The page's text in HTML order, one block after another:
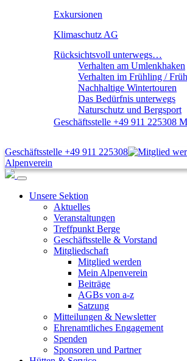
Exkursionen
Klimaschutz AG
Rücksichtsvoll unterwegs…
Verhalten am Umlenkhaken
Verhalten im Frühling /
Nachhaltige Wintertouren
Das Bedürfnis unterwegs
Naturschutz und Bergsport
Geschäftsstelle +49 911 225308
Geschäftsstelle +49 911 225308
Alpenverein
Unsere Sektion
Aktuelles
Veranstaltungen
Treffpunkt Berge
Geschäftsstelle & Vorstand
Mitgliedschaft
Mitglied werden
Mein Alpenverein
Beiträge
AGBs von a-z
Satzung
Mitteilungen & Newsletter
Ehrenamtliches Engagement
Spenden
Sponsoren und Partner